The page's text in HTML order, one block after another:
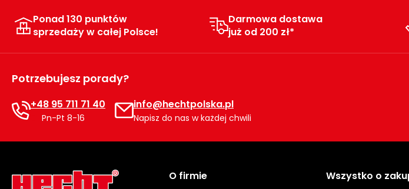
Ponad 130 punktów
sprzedaży w całej Polsce!
Darmowa dostawa
już od 200 zł*
Potrzebujesz porady?
+48 95 711 71 40
Pn-Pt 8-16
info@hechtpolska.pl
Napisz do nas w każdej chwili
O firmie Wszystko o